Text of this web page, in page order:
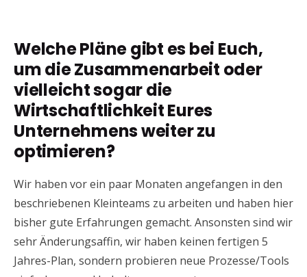
Welche Pläne gibt es bei Euch,
um die Zusammenarbeit oder
vielleicht sogar die
Wirtschaftlichkeit Eures
Unternehmens weiter zu
optimieren?
Wir haben vor ein paar Monaten angefangen in den
beschriebenen Kleinteams zu arbeiten und haben hier
bisher gute Erfahrungen gemacht. Ansonsten sind wir
sehr Änderungsaffin, wir haben keinen fertigen 5
Jahres-Plan, sondern probieren neue Prozesse/Tools